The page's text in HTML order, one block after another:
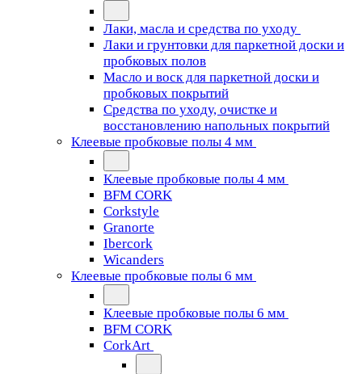
Лаки, масла и средства по уходу
Лаки и грунтовки для паркетной доски и
пробковых полов
Масло и воск для паркетной доски и
пробковых покрытий
Средства по уходу, очистке и
восстановлению напольных покрытий
Клеевые пробковые полы 4 мм
Клеевые пробковые полы 4 мм
BFM CORK
Corkstyle
Granorte
Ibercork
Wicanders
Клеевые пробковые полы 6 мм
Клеевые пробковые полы 6 мм
BFM CORK
CorkArt